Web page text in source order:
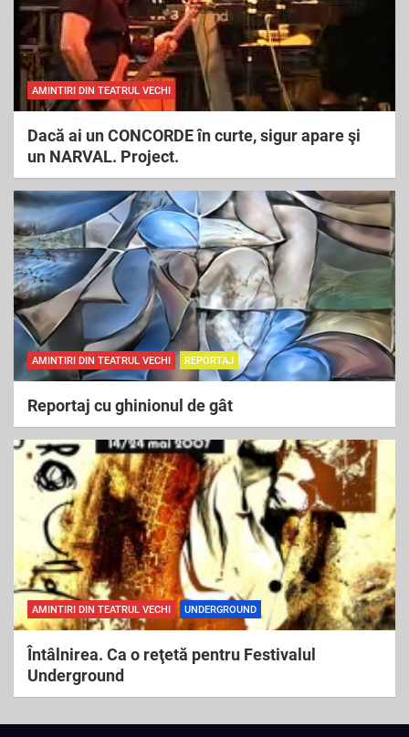
AMINTIRI DIN TEATRUL VECHI
Dacă ai un CONCORDE în curte, sigur apare şi
un NARVAL. Project.
AMINTIRI DIN TEATRUL VECHI REPORTAJ
Reportaj cu ghinionul de gât
AMINTIRI DIN TEATRUL VECHI UNDERGROUND
Întâlnirea. Ca o reţetă pentru Festivalul
Underground